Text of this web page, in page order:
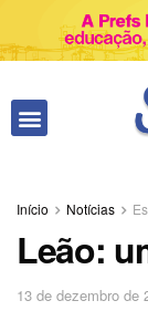
Início Notícias
Leão:
13 de dezembro de